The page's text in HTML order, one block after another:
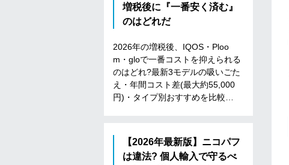
増税後に『一番安く済む』
のはどれだ
2026年の増税後 IQOS ・ Ploo
m ・ gloで一番コ ス ト を抑え られる
のはどれ?最新3モデルの吸いごた
え
・ 年間 コ ス ト 差(最大約55 000
円) ・ タイプ別 おすすめを比較
【2026年最新版】ニコパフ
は違法? 個人輸入で守るべ